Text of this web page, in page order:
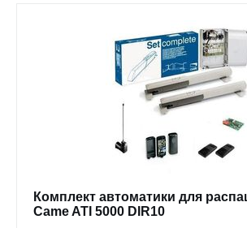
Комплект автоматики для
Came ATI 5000 DIR10